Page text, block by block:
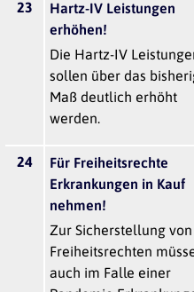
23
Hartz-IV Leistungen
erhöhen!
Die Hartz-IV
sollen über das
Maß deutlich erhöht
werden.
24
Für Freiheitsrechte
Erkrankungen in Kauf
nehmen!
Zur Sicherstellung von
Freiheitsrechten
auch im Falle einer